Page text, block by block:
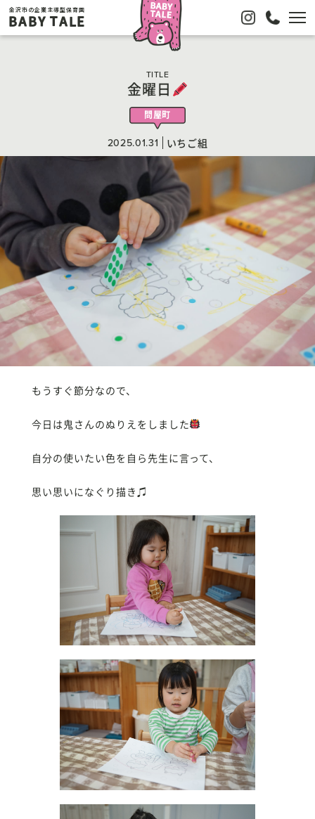
金沢市の企業主導型保育園
BABY TALE
TITLE
金曜日
問屋町
2025.01.31 いちご組
もうすぐ節分なので、
今日は鬼さんのぬりえをしました
自分の使いたい色を自ら先生に言って、
思い思いになぐり描き♫